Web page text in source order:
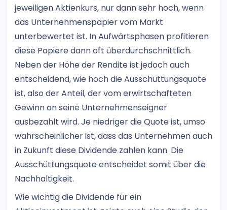
jeweiligen Aktienkurs, nur dann sehr hoch, wenn
das Unternehmenspapier vom Markt
unterbewertet ist. In Aufwärtsphasen profitieren
diese Papiere dann oft überdurchschnittlich.
Neben der Höhe der Rendite ist jedoch auch
entscheidend, wie hoch die Ausschüttungsquote
ist, also der Anteil, der vom erwirtschafteten
Gewinn an seine Unternehmenseigner
ausbezahlt wird. Je niedriger die Quote ist, umso
wahrscheinlicher ist, dass das Unternehmen auch
in Zukunft diese Dividende zahlen kann. Die
Ausschüttungsquote entscheidet somit über die
Nachhaltigkeit.
Wie wichtig die Dividende für ein